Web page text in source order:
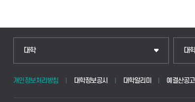
대학 대
개인정보처리방침 대학정보공시 대학알리미 예결산공고